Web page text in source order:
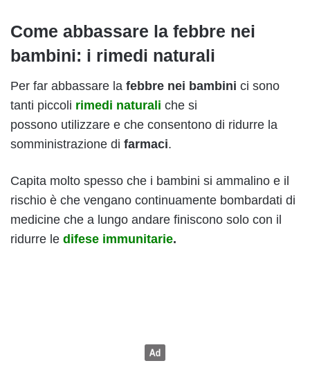
Come abbassare la febbre nei
bambini: i rimedi naturali
Per far abbassare la febbre nei bambini ci sono
tanti piccoli rimedi naturali che si
possono utilizzare e che consentono di ridurre la
somministrazione di farmaci.
Capita molto spesso che i bambini si ammalino e il
rischio è che vengano continuamente bombardati di
medicine che a lungo andare finiscono solo con il
ridurre le difese immunitarie.